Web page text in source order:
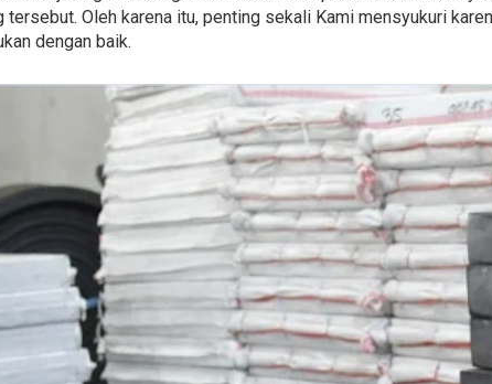
tersebut. Oleh karena itu, penting sekali Kami mensyukuri
dengan baik.